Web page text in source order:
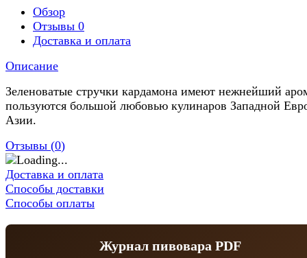
Обзор
Отзывы 0
Доставка и оплата
Описание
Зеленоватые стручки кардамона имеют нежнейший
пользуются большой любовью кулинаров Западной
Азии.
Отзывы (0)
Доставка и оплата
Способы доставки
Способы оплаты
Журнал пивовара PDF